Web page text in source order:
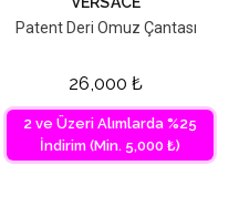
Patent Deri Omuz Çantası
26,000 ₺
2 ve Üzeri Alımlarda %25
İndirim (Min. 5,000 ₺)